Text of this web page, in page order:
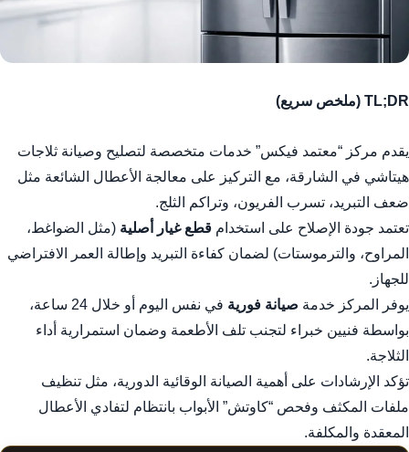
TL;DR (ملخص سريع)
يقدم مركز “معتمد فيكس” خدمات متخصصة لتصليح وصيانة ثلاجات
هيتاشي في الشارقة، مع التركيز على معالجة الأعطال الشائعة مثل
ضعف التبريد، تسرب الفريون، وتراكم الثلج.
تعتمد جودة الإصلاح على استخدام قطع غيار أصلية (مثل الضواغط،
المراوح، والترموستات) لضمان كفاءة التبريد وإطالة العمر الافتراضي
للجهاز.
يوفر المركز خدمة صيانة فورية
في نفس اليوم أو خلال 24 ساعة،
بواسطة فنيين خبراء لتجنب تلف الأطعمة وضمان استمرارية أداء
الثلاجة.
تؤكد الإرشادات على أهمية الصيانة الوقائية الدورية، مثل تنظيف
ملفات المكثف وفحص “كاوتش” الأبواب بانتظام لتفادي الأعطال
المعقدة والمكلفة.